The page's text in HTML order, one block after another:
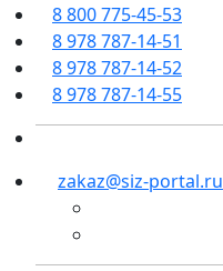
8 800 775-45-53
8 978 787-14-51
8 978 787-14-52
8 978 787-14-55
zakaz@siz-portal.ru